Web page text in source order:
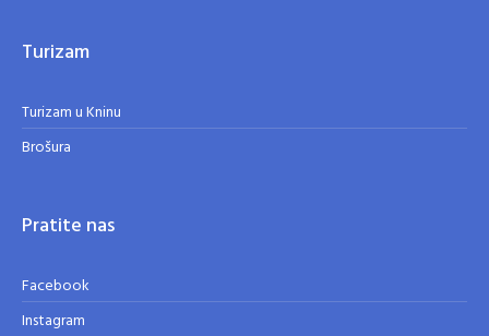
Turizam
Turizam u Kninu
Brošura
Pratite nas
Facebook
Instagram